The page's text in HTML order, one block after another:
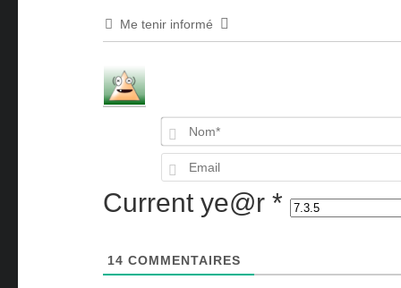
Me tenir informé
Current ye@r *
14 COMMENTAIRES